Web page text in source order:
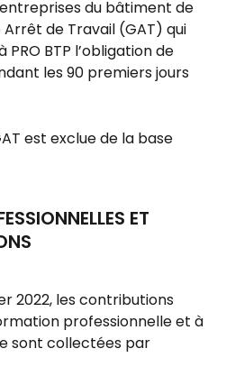
du bâtiment de
de Travail (GAT) qui
BTP l’obligation de
les 90 premiers jours
est exclue de la base
ET
2022, les contributions
professionnelle et à
sont collectées par